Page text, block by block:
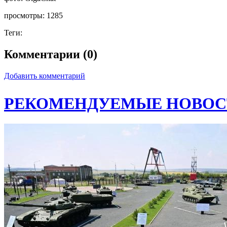
просмотры: 1285
Теги:
Комментарии (0)
Добавить комментарий
РЕКОМЕНДУЕМЫЕ